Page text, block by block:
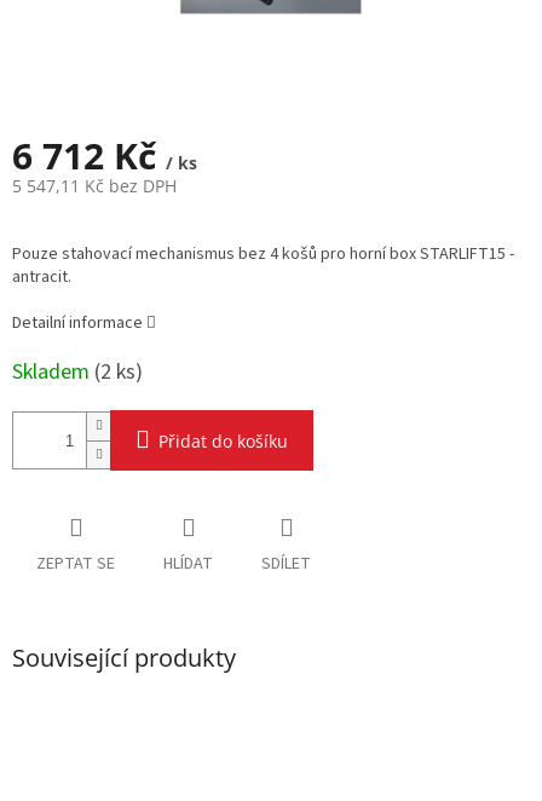
6 712 Kč / ks
5 547,11 Kč bez DPH
cena:
Pouze stahovací mechanismus bez 4 košů pro horní box STARLIFT15 -
antracit.
Detailní informace
Skladem (2 ks)
Přidat do košíku
ZEPTAT SE HLÍDAT SDÍLET
Související produkty